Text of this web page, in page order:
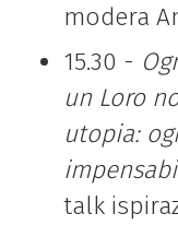
modera
15.30 -
un Loro
utopia:
talk